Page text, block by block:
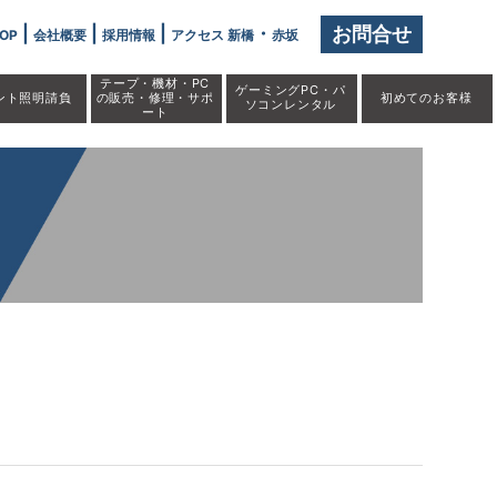
お問合せ
| 会社概要| 採用情報 アクセス 新橋・ 赤坂
ト照明請負
テープ・機材・PC
の販売・修理・サポ
ート
ゲーミングPC・パ
ソコンレンタル
初めてのお客様